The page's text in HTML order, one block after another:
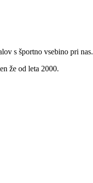
s športno vsebino pri nas.
že od leta 2000.